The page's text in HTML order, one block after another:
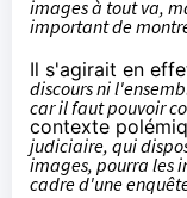
images à tout va,
important de
Il s'agirait en
discours ni
car il faut pouvoir
contexte
judiciaire, qui
images, pourra les
cadre d'une